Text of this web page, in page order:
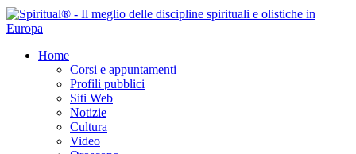
Home
Corsi e appuntamenti
Profili pubblici
Siti Web
Notizie
Cultura
Video